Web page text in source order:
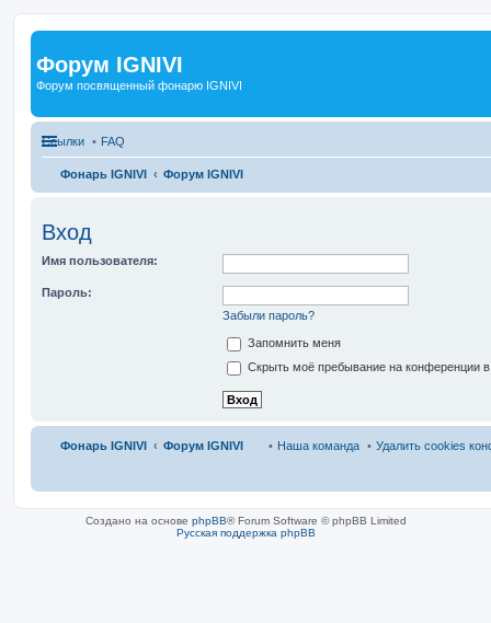
Форум IGNIVI
Форум посвященный фонарю IGNIVI
Ссылки FAQ
Фонарь IGNIVI Форум IGNIVI
Вход
Имя пользователя:
Пароль:
Забыли пароль?
Запомнить меня
Скрыть моё пребывание на конференции в
Фонарь IGNIVI Форум IGNIVI Удалить cookies
Наша команда
Создано на основе phpBB® Forum Software © phpBB Limited
Русская поддержка phpBB